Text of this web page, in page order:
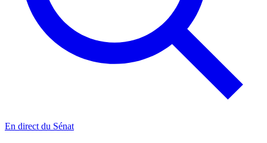
En direct du Sénat